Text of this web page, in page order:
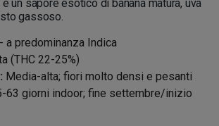
un sapore esotico di banana matura, uva
gassoso.
a predominanza Indica
(THC 22-25%)
Media-alta; fiori molto densi e pesanti
63 giorni indoor; fine settembre/inizio